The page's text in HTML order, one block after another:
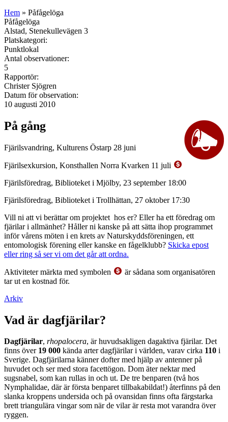
Hem » Påfågelöga
Påfågelöga
Alstad, Stenekullevägen 3
Platskategori:
Punktlokal
Antal observationer:
5
Rapportör:
Christer Sjögren
Datum för observation:
10 augusti 2010
På gång
Fjärilsvandring, Kulturens Östarp 28 juni
Fjärilsexkursion, Konsthallen Norra Kvarken 11 juli
Fjärilsföredrag, Biblioteket i Mjölby, 23 september 18:00
Fjärilsföredrag, Biblioteket i Trollhättan, 27 oktober 17:30
Vill ni att vi berättar om projektet hos er? Eller ha ett föredrag om
fjärilar i allmänhet? Håller ni kanske på att sätta ihop programmet
inför vårens möten i en krets av Naturskyddsföreningen, ett
entomologisk förening eller kanske en fågelklubb? Skicka epost
eller ring så ser vi om det går att ordna.
Aktiviteter märkta med symbolen
är sådana som organisatören
tar ut en kostnad för.
Arkiv
Vad är dagfjärilar?
Dagfjärilar, rhopalocera, är huvudsakligen dagaktiva fjärilar. Det
finns över 19 000 kända arter dagfjärilar i världen, varav cirka 110 i
Sverige. Dagfjärilarna känner dofter med hjälp av antenner på
huvudet och ser med stora facettögon. Dom äter nektar med
sugsnabel, som kan rullas in och ut. De tre benparen (två hos
Nymphalidae, där är första benparet tillbakabildat!) återfinns på den
slanka kroppens undersida och på ovansidan finns ofta färgstarka
brett triangulära vingar som när de vilar är resta mot varandra över
ryggen.